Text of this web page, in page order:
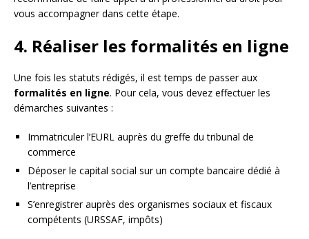
vous accompagner dans cette étape.
4. Réaliser les formalités en ligne
Une fois les statuts rédigés, il est temps de passer aux
formalités en ligne. Pour cela, vous devez effectuer les
démarches suivantes :
Immatriculer l’EURL auprès du greffe du tribunal de
commerce
Déposer le capital social sur un compte bancaire dédié à
l’entreprise
S’enregistrer auprès des organismes sociaux et fiscaux
compétents (URSSAF, impôts)